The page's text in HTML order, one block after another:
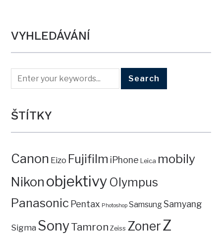
VYHLEDÁVÁNÍ
ŠTÍTKY
Canon Eizo Fujifilm iPhone Leica mobily
Nikon objektivy Olympus
Panasonic Pentax Photoshop SamsungSamyang
Sigma SonyTamron Zeiss ZonerZ